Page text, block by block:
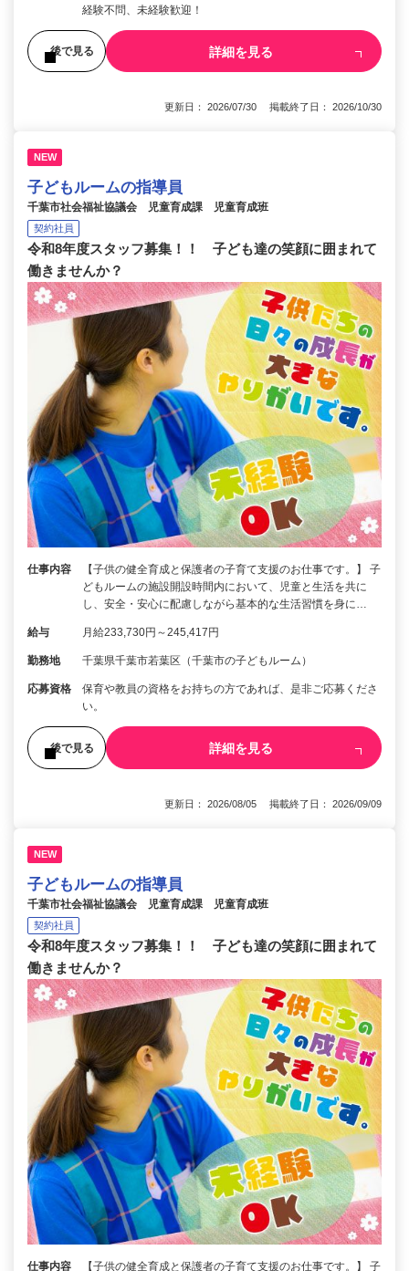
経験不問、未経験歓迎！
後で見る 詳細を見る
更新日： 2026/07/30 掲載終了日： 2026/10/30
NEW
子どもルームの指導員
千葉市社会福祉協議会 児童育成課 児童育成班
契約社員
令和8年度スタッフ募集！！ 子ども達の笑顔に囲まれて
働きませんか？
仕事内容
【子供の健全育成と保護者の子育て支援のお仕事です。】 子
どもルームの施設開設時間内において、児童と生活を共に
し、安全・安心に配慮しながら基本的な生活習慣を身に…
給与 月給233,730円～245,417円
勤務地 千葉県千葉市若葉区（千葉市の子どもルーム）
応募資格
保育や教員の資格をお持ちの方であれば、是非ご応募くださ
い。
後で見る 詳細を見る
更新日： 2026/08/05 掲載終了日： 2026/09/09
NEW
子どもルームの指導員
千葉市社会福祉協議会 児童育成課 児童育成班
契約社員
令和8年度スタッフ募集！！ 子ども達の笑顔に囲まれて
働きませんか？
仕事内容
【子供の健全育成と保護者の子育て支援のお仕事です。】 子